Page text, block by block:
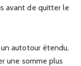
avant de quitter le
autotour étendu,
une somme plus